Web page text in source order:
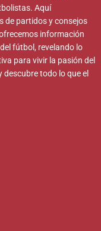
Aquí
de partidos y consejos
información
fútbol, revelando lo
para vivir la pasión del
descubre todo lo que el